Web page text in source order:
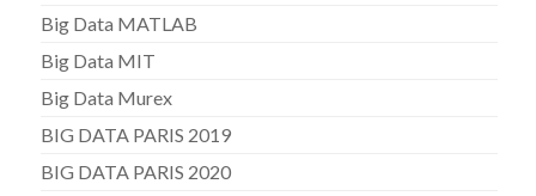
Big Data MATLAB
Big Data MIT
Big Data Murex
BIG DATA PARIS 2019
BIG DATA PARIS 2020